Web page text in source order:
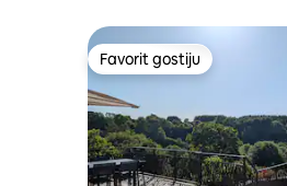
Favorit gostiju
Favorit gostiju